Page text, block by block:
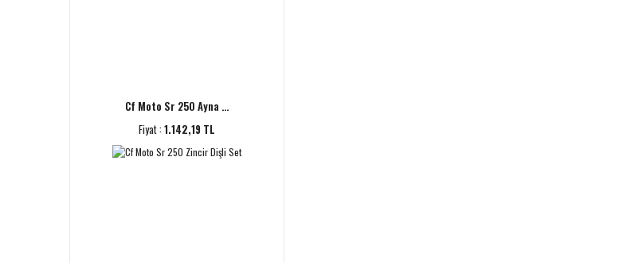
Cf Moto Sr 250 Ayna ...
Fiyat : 1.142,19 TL